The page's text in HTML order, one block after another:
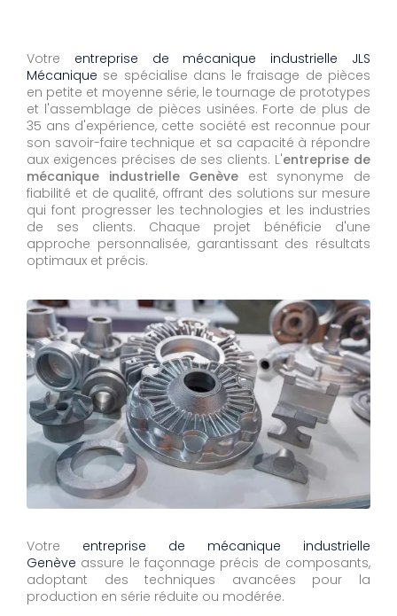
Votre entreprise de mécanique industrielle JLS
Mécanique se spécialise dans le fraisage de pièces
en petite et moyenne série, le tournage de prototypes
et l'assemblage de pièces usinées. Forte de plus de
35 ans d'expérience, cette société est reconnue pour
son savoir-faire technique et sa capacité à répondre
aux exigences précises de ses clients. L'entreprise de
mécanique industrielle Genève est synonyme de
fiabilité et de qualité, offrant des solutions sur mesure
qui font progresser les technologies et les industries
de ses clients. Chaque projet bénéficie d'une
approche personnalisée, garantissant des résultats
optimaux et précis.
Votre entreprise de mécanique industrielle
Genève assure le façonnage précis de composants,
adoptant des techniques avancées pour la
production en série réduite ou modérée.